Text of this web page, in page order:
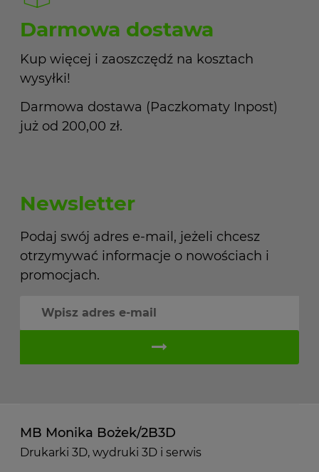
Darmowa dostawa
Kup więcej i zaoszczędź na kosztach
wysyłki!
Darmowa dostawa (Paczkomaty Inpost)
już od 200,00 zł.
Newsletter
Podaj swój adres e-mail, jeżeli chcesz
otrzymywać informacje o nowościach i
promocjach.
MB Monika Bożek/2B3D
Drukarki 3D, wydruki 3D i serwis